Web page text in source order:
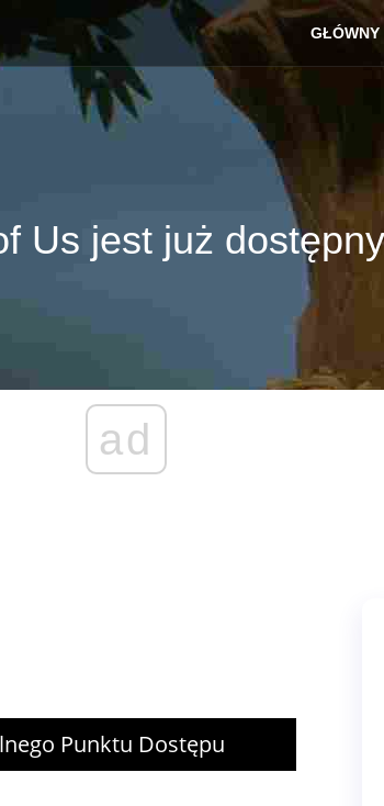
GŁÓWNY
Us jest już dostępny
ad
Punktu Dostępu